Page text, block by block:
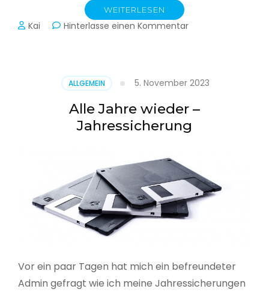
WEITERLESEN
Kai Hinterlasse einen Kommentarzu
ALLGEMEIN 5. November 2023
Alle Jahre wieder –
Jahressicherung
Vor ein paar Tagen hat mich ein befreundeter
Admin gefragt wie ich meine Jahressicherungen